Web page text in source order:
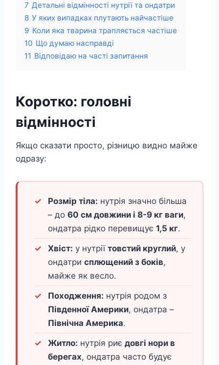
7 Детальні відмінності нутрії та ондатри
8 У яких випадках плутають найчастіше
9 Коли яка тварина трапляється частіше
10 Що думаю насправді
11 Відповідаю на часті запитання
Коротко: головні
відмінності
Якщо сказати просто, різницю видно майже
одразу:
Розмір тіла: нутрія значно більша
– до 60 см довжини і 8-9 кг ваги,
ондатра рідко перевищує 1,5 кг.
Хвіст: у нутрії товстий круглий, у
ондатри сплющений з боків,
майже як весло.
Походження: нутрія родом з
Південної Америки, ондатра –
Північна Америка.
Житло: нутрія риє довгі нори в
берегах, ондатра часто будує